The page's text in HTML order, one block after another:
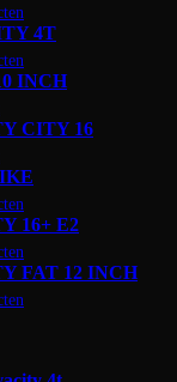
4T
INCH
CITY 16
16+ E2
FAT 12 INCH